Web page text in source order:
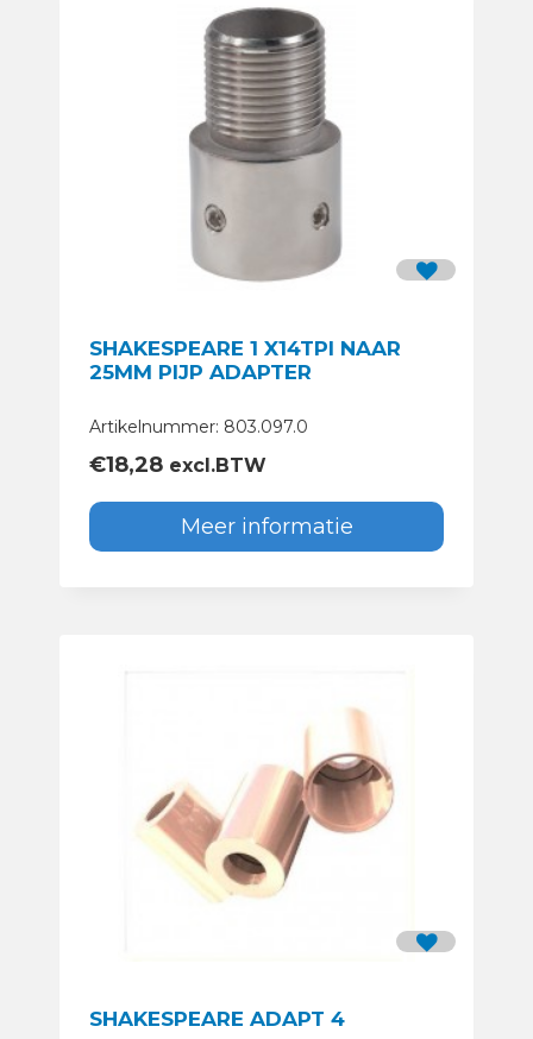
SHAKESPEARE 1 X14TPI NAAR
25MM PIJP ADAPTER
Artikelnummer: 803.097.0
€18,28 excl.BTW
Meer informatie
SHAKESPEARE ADAPT 4